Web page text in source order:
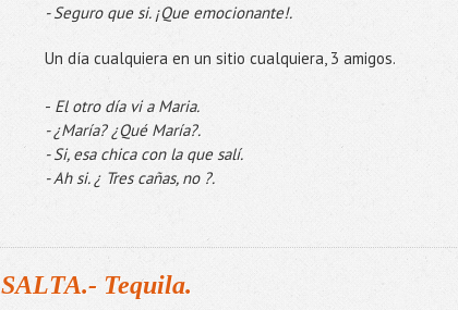
- Seguro que si. ¡Que emocionante!.
Un día cualquiera en un sitio cualquiera, 3 amigos.
- El otro día vi a Maria.
- ¿María? ¿Qué María?.
- Si, esa chica con la que salí.
- Ah si. ¿ Tres cañas, no ?.
SALTA.- Tequila.